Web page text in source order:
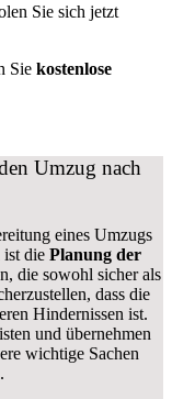
Sie sich jetzt
Sie kostenlose
Umzug nach
eines Umzugs
diePlanung der
die sowohl sicher als
dass die
Hindernissen ist.
und übernehmen
wichtige Sachen